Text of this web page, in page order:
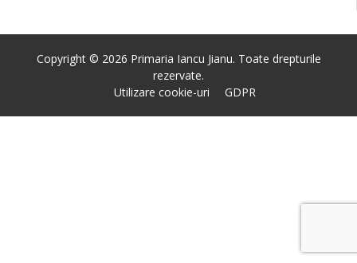
Copyright © 2026 Primaria Iancu Jianu. Toate drepturile
rezervate.
Utilizare cookie-uri
GDPR